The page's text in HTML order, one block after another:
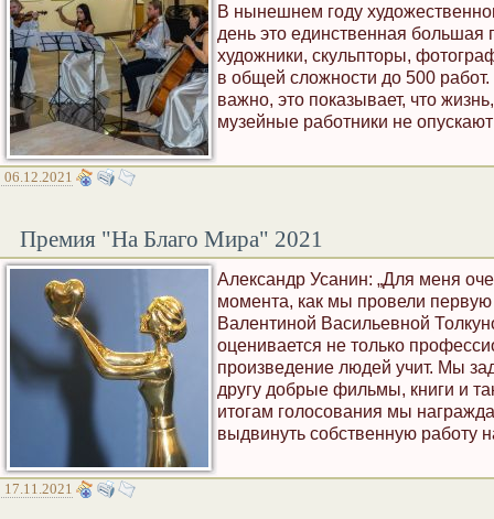
В нынешнем году
день это единственная
художники, скульпторы,
в общей сложности до 500
важно, это показывает, что
музейные работники не
06.12.2021
Премия "На Благо Мира" 2021
Александр Усанин: „Для меня
момента, как мы провели
Валентиной Васильевной
оценивается не только
произведение людей учит. Мы
другу добрые фильмы, книги и
итогам голосования мы
выдвинуть собственную работу
17.11.2021